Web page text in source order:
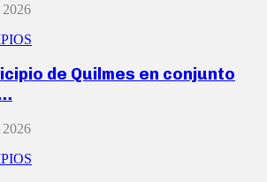
2026
de Quilmes en conjunto
2026